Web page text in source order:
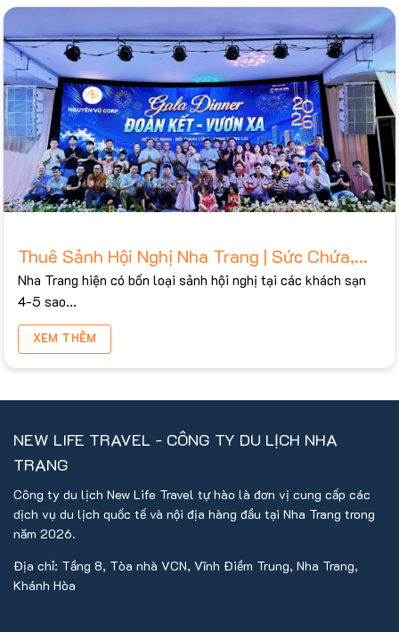
Thuê Sảnh Hội Nghị Nha Trang | Sức Chứa,
Bảng Giá Tham Khảo 2026
Nha Trang hiện có bốn loại sảnh hội nghị tại các khách sạn
4-5 sao...
XEM THÊM
NEW LIFE TRAVEL - CÔNG TY DU LỊCH NHA
TRANG
Công ty du lịch New Life Travel tự hào là đơn vị cung cấp các
dịch vụ du lịch quốc tế và nội địa hàng đầu tại Nha Trang trong
năm 2026.
Địa chỉ: Tầng 8, Tòa nhà VCN, Vĩnh Điềm Trung, Nha Trang,
Khánh Hòa